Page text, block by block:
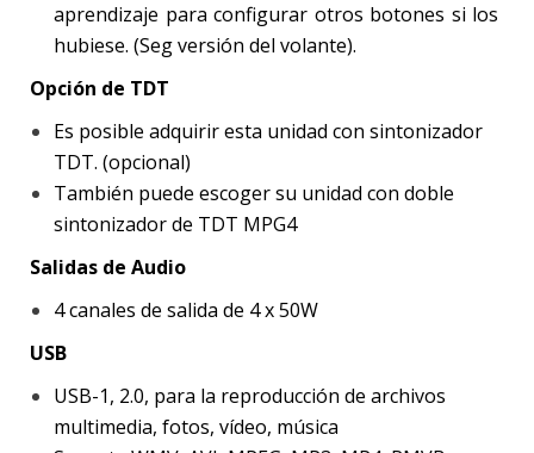
aprendizaje para configurar otros botones si los
hubiese. (Seg versión del volante).
Opción de TDT
Es posible adquirir esta unidad con sintonizador
TDT. (opcional)
También puede escoger su unidad con doble
sintonizador de TDT MPG4
Salidas de Audio
4 canales de salida de 4 x 50W
USB
USB-1, 2.0, para la reproducción de archivos
multimedia, fotos, vídeo, música